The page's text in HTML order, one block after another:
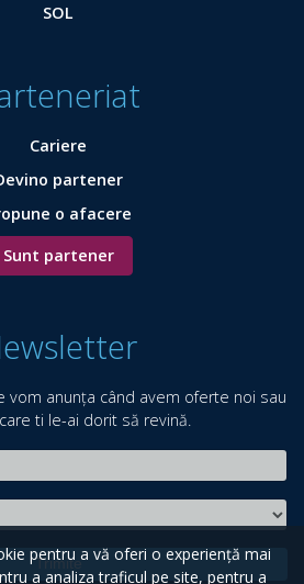
SOL
Cariere
partener
o afacere
Sunt partener
vom anunța când avem oferte noi sau
ti le-ai dorit să revină.
Trimite
pentru a vă oferi o experiență mai
a analiza traficul pe site, pentru a